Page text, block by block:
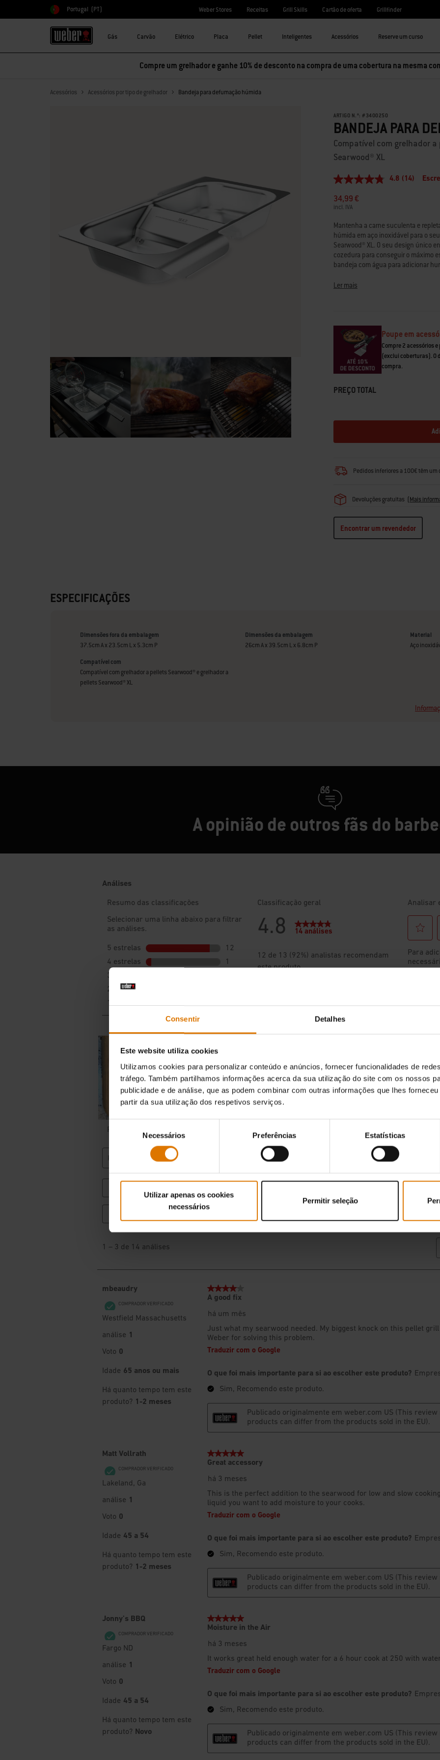
Consentir Detalhes
Este website utiliza cookies
Utilizamos cookies para personalizar conteúdo e anúncios, fornecer funcionalidades de
tráfego. Também partilhamos informações acerca da sua utilização do site com os nossos
publicidade e de análise, que as podem combinar com outras informações que lhes
partir da sua utilização dos respetivos serviços.
Seleção
consentimento
Necessários Preferências Estatísticas
Utilizar apenas os cookies
necessários
Permitir seleção
Escolher país
Portugal (PT) Weber Stores Receitas Grill Skills Cartão de oferta Grillfinder
Gás Carvão Elétrico Placa Pellet Inteligentes Acessórios Reserve um curso
Compre um grelhador e ganhe 10% de desconto na compra de uma cobertura na mesma
Acessórios Acessórios por tipo de grelhador Bandeja para defumação húmida
ARTIGO N.º: # 3400250
BANDEJA PARA
Compatível com grelhador
Searwood® XL
4.8
5
estrelas,
médio
de
classificação.
Read
14
Reviews.
Link
a
4.8 (14)
34,99 €
incl. IVA
Mantenha a carne suculenta e
húmida em aço inoxidável para o
Searwood® XL. O seu design único
cozedura para conseguir o máximo
bandeja com água para adicionar
• Cria uma zona de calor indireto
• A construção em aço inoxidável é
Ler mais
Poupe em
Compre 2 acessórios
(exclui coberturas). O
compra.
PREÇO TOTAL
Pedidos inferiores a 100€ têm um
Devoluções gratuitas (Mais
Encontrar um revendedor
ESPECIFICAÇÕES
Dimensões fora da embalagem
37.5cm A x 23.5cm L x 5.3cm P
Dimensões da embalagem
26cm A x 39.5cm L x 6.8cm P
Material
Aço
Compatível com
Compatível com grelhador a pellets Searwood® e grelhador a
pellets Searwood® XL
A opinião de outros fãs do